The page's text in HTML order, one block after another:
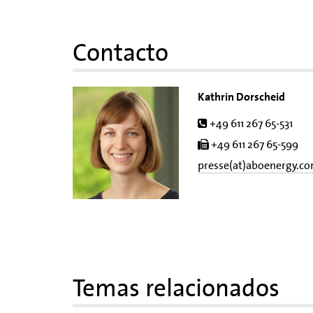
Contacto
Kathrin Dorscheid
Tel.
+49 611 267 65-531
Fax
+49 611 267 65-599
Temas relacionados